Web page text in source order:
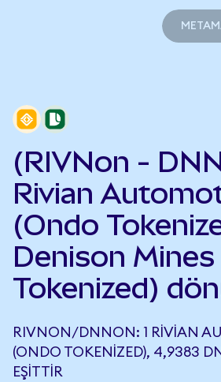
(RIVNon -
Rivian
(Ondo
Denison
Tokenized)
RIVNON/DNNON: 1 RIVIAN
(ONDO TOKENIZED), 4,9383
EŞITTIR